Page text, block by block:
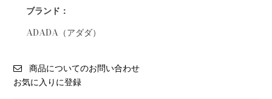
ブランド：
ADADA（アダダ）
商品についてのお問い合わせ
お気に入りに登録